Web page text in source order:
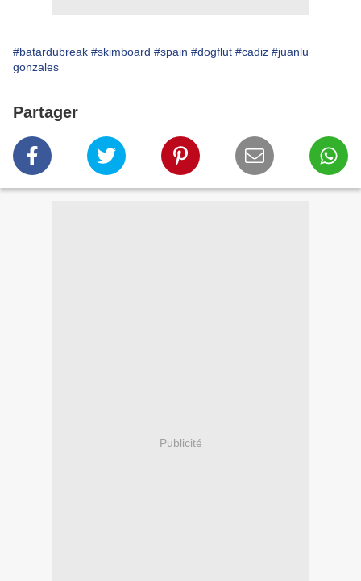
#batardubreak #skimboard #spain #dogflut #cadiz #juanlu
gonzales
Partager
Publicité